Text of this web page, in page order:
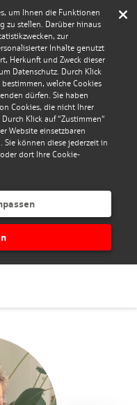
um Ihnen die Funktionen
zu stellen. Darüber hinaus
zur
Inhalte genutzt
Herkunft und Zweck dieser
Datenschutz. Durch Klick
welche Cookies
dürfen. Sie haben
Cookies, die nicht Ihrer
Klick auf “Zustimmen“
Website einsetzbaren
können diese jederzeit in
dort Ihre Cookie-